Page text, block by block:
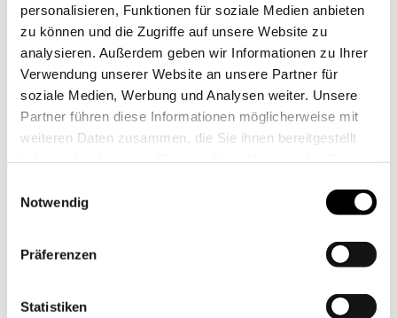
personalisieren, Funktionen für soziale Medien anbieten
zu können und die Zugriffe auf unsere Website zu
analysieren. Außerdem geben wir Informationen zu Ihrer
Verwendung unserer Website an unsere Partner für
soziale Medien, Werbung und Analysen weiter. Unsere
Partner führen diese Informationen möglicherweise mit
weiteren Daten zusammen, die Sie ihnen bereitgestellt
Cookies, wenn Sie unsere Webseite weiterhin nutzen.
Notwendig
Präferenzen
Statistiken
Wohnungsunternehmen im Märkischen Kreis – Südkreis am
Lüdenscheid.